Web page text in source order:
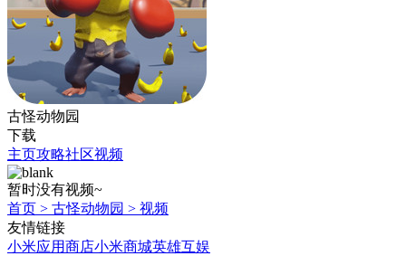
古怪动物园
下载
主页攻略社区视频
暂时没有视频~
首页 > 古怪动物园 > 视频
友情链接
小米应用商店小米商城英雄互娱